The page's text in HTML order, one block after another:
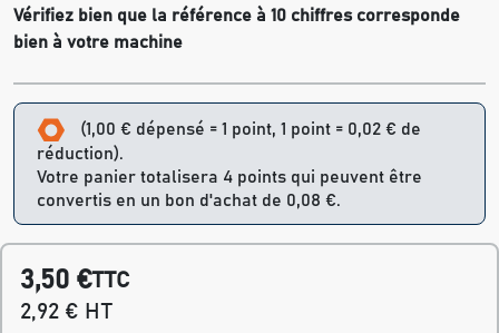
Vérifiez bien que la référence à 10 chiffres corresponde
bien à votre machine
(1,00 € dépensé = 1 point, 1 point = 0,02 € de
réduction).
Votre panier totalisera 4 points qui peuvent être
convertis en un bon d'achat de 0,08 €.
3,50 €TTC
2,92 € HT